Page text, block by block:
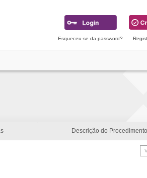
Esqueceu-se da password?
Descrição do Procedimento